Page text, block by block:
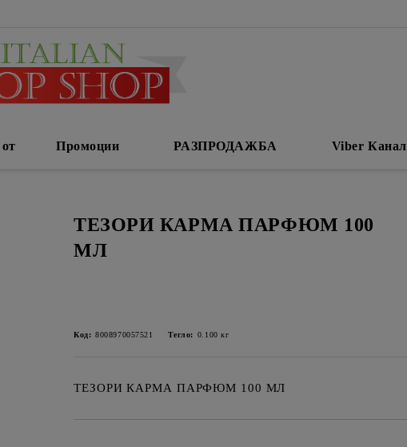
Промоции РАЗПРОДАЖБА Viber Канал
ТЕЗОРИ КАРМА ПАРФЮМ 100
МЛ
Код: 8008970057521 Тегло: 0.100 кг
ТЕЗОРИ КАРМА ПАРФЮМ 100 МЛ